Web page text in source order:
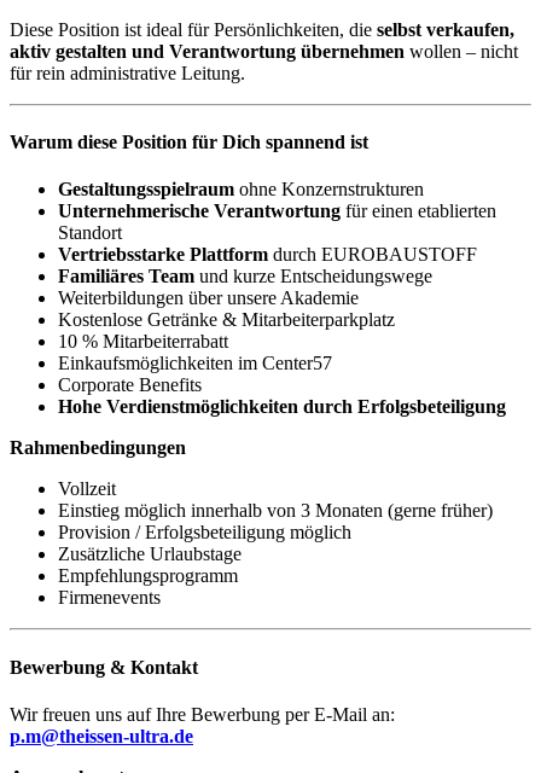
Diese Position ist ideal für Persönlichkeiten, die selbst verkaufen,
aktiv gestalten und Verantwortung übernehmen wollen – nicht
für rein administrative Leitung.
Warum diese Position für Dich spannend ist
Gestaltungsspielraum ohne Konzernstrukturen
Unternehmerische Verantwortung für einen etablierten
Standort
Vertriebsstarke Plattform durch EUROBAUSTOFF
Familiäres Team und kurze Entscheidungswege
Weiterbildungen über unsere Akademie
Kostenlose Getränke & Mitarbeiterparkplatz
10 % Mitarbeiterrabatt
Einkaufsmöglichkeiten im Center57
Corporate Benefits
Hohe Verdienstmöglichkeiten durch Erfolgsbeteiligung
Rahmenbedingungen
Vollzeit
Einstieg möglich innerhalb von 3 Monaten (gerne früher)
Provision / Erfolgsbeteiligung möglich
Zusätzliche Urlaubstage
Empfehlungsprogramm
Firmenevents
Bewerbung & Kontakt
Wir freuen uns auf Ihre Bewerbung per E-Mail an:
p.m@theissen-ultra.de